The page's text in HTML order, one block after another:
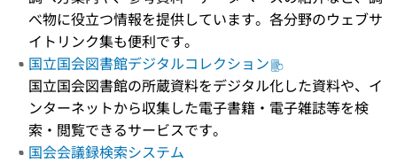
べ物に役立つ情報を提供しています。各分野のウェブサ
イトリンク集も便利です。
国立国会図書館デジタルコレクション
国立国会図書館の所蔵資料をデジタル化した資料や、イ
ンターネットから収集した電子書籍・電子雑誌等を検
索・閲覧できるサービスです。
国会会議録検索システム